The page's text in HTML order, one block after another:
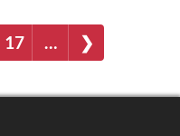
17 … ❯